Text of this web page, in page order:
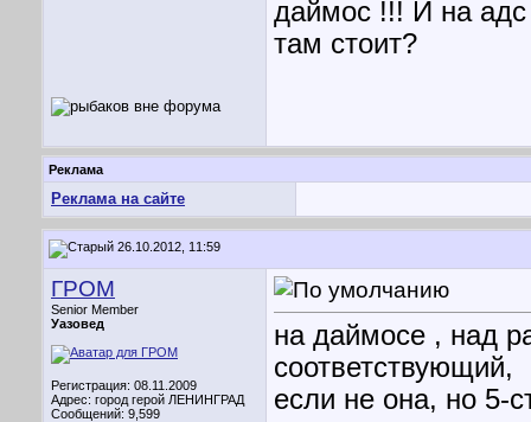
даймос !!! И на
там стоит?
Реклама
Реклама на сайте
26.10.2012, 11:59
ГРОМ
Senior Member
Уазовед
Регистрация: 08.11.2009
Адрес: город герой ЛЕНИНГРАД
Сообщений: 9,599
на даймосе , над
соответствующий,
если не она, но 5-